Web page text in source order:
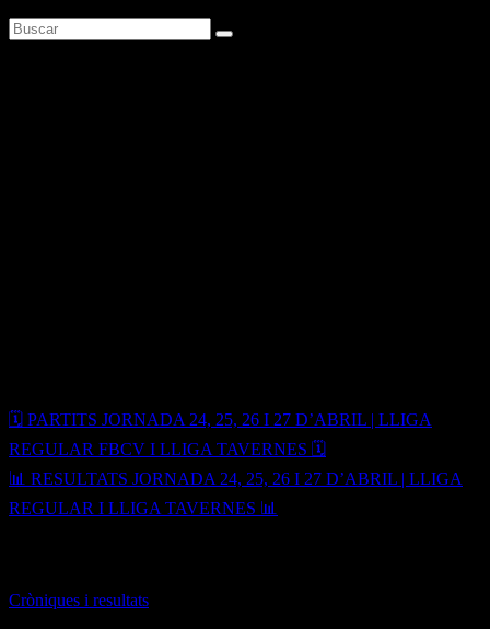
Navegación
de
entradas
🗓️ PARTITS JORNADA 24, 25, 26 I 27 D’ABRIL | LLIGA
REGULAR FBCV I LLIGA TAVERNES 🗓️
📊 RESULTATS JORNADA 24, 25, 26 I 27 D’ABRIL | LLIGA
REGULAR I LLIGA TAVERNES 📊
Cròniques i resultats